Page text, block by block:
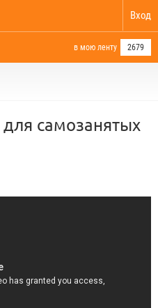
Вход
в мою ленту 2679
самозанятых